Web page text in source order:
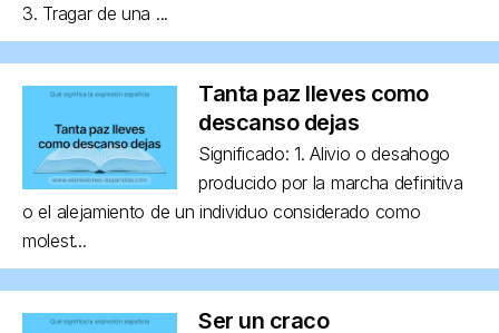
3. Tragar de una ...
Tanta paz lleves como
descanso dejas
Significado: 1. Alivio o desahogo
producido por la marcha definitiva
o el alejamiento de un individuo considerado como
molest...
Ser un craco